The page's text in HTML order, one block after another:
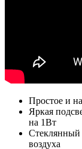
Простое и
Яркая
на 1Вт
Стеклянный
воздуха